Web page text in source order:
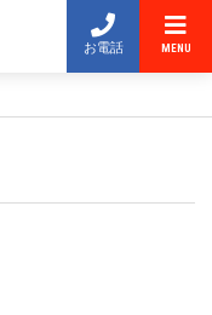
MENU
お電話